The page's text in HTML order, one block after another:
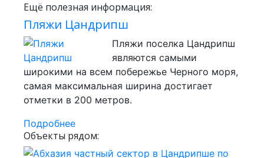
Ещё полезная информация:
Пляжи Цандрипш
Пляжи поселка Цандрипш
являются самыми
широкими на всем побережье Черного моря,
самая максимальная ширина достигает
отметки в 200 метров.
Подробнее
Объекты рядом: